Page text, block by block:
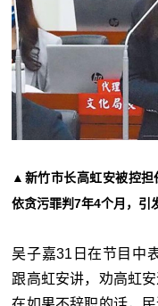
▲新竹市长高虹安被控担
依贪污罪判7年4个月，引
吴子嘉31日在节目中
跟高虹安讲，劝高虹